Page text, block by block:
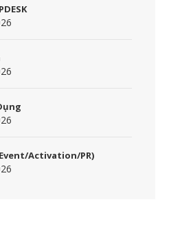
Activation/PR)